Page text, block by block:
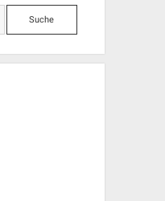
Suche